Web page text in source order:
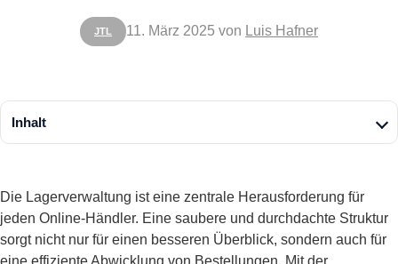
JTL 11. März 2025 von Luis Hafner
Inhalt
Die Lagerverwaltung ist eine zentrale Herausforderung für
jeden Online-Händler. Eine saubere und durchdachte Struktur
sorgt nicht nur für einen besseren Überblick, sondern auch für
eine effiziente Abwicklung von Bestellungen. Mit der